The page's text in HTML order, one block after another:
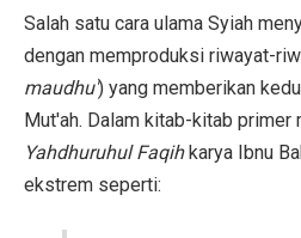
Salah satu cara ulama Syiah
dengan memproduksi riwayat-
maudhu') yang memberikan
Mut'ah. Dalam kitab-kitab primer
Yahdhuruhul Faqihkarya Ibnu
ekstrem seperti: